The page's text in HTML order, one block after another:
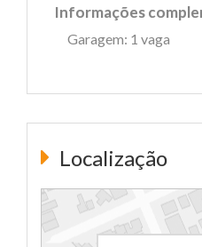
Informações
Garagem: 1 vaga
Localização